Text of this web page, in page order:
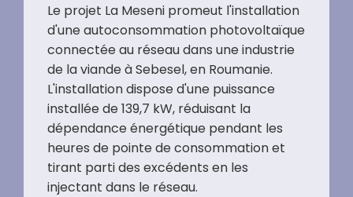
Le projet La Meseni promeut l'installation
d'une autoconsommation photovoltaïque
connectée au réseau dans une industrie
de la viande à Sebesel, en Roumanie.
L'installation dispose d'une puissance
installée de 139,7 kW, réduisant la
dépendance énergétique pendant les
heures de pointe de consommation et
tirant parti des excédents en les
injectant dans le réseau.